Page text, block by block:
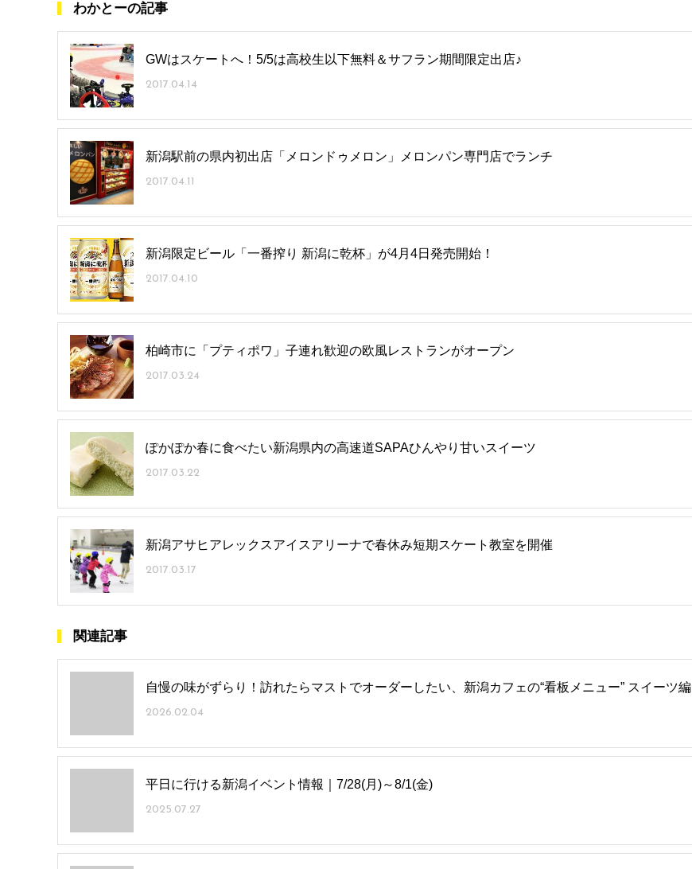
わかとーの記事
GWはスケートへ！5/5は高校生以下無料＆サフラン期間限定出店♪
2017.04.14
新潟駅前の県内初出店「メロンドゥメロン」メロンパン専門店でランチ
2017.04.11
新潟限定ビール「一番搾り 新潟に乾杯」が4月4日発売開始！
2017.04.10
柏崎市に「プティポワ」子連れ歓迎の欧風レストランがオープン
2017.03.24
ぽかぽか春に食べたい新潟県内の高速道SAPAひんやり甘いスイーツ
2017.03.22
新潟アサヒアレックスアイスアリーナで春休み短期スケート教室を開催
2017.03.17
関連記事
自慢の味がずらり！訪れたらマストでオーダーしたい、新潟カフェの“看板メニュー” スイーツ編
2026.02.04
平日に行ける新潟イベント情報｜7/28(月)～8/1(金)
2025.07.27